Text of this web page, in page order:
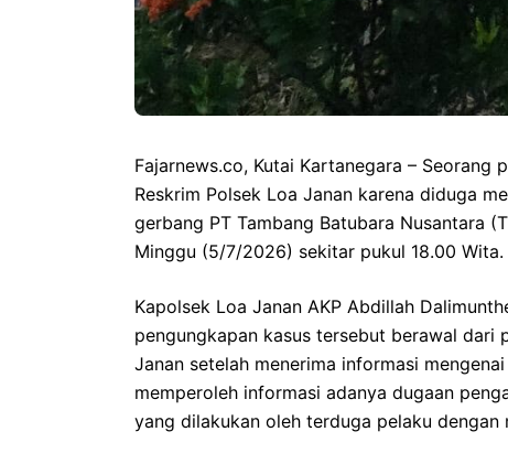
Fajarnews.co, Kutai Kartanegara –
Reskrim Polsek Loa Janan karena diduga
gerbang PT Tambang Batubara Nusantara
Minggu (5/7/2026) sekitar pukul 18.00 Wita.
Kapolsek Loa Janan AKP Abdillah
pengungkapan kasus tersebut berawal dari
Janan setelah menerima informasi
memperoleh informasi adanya dugaan
yang dilakukan oleh terduga pelaku dengan